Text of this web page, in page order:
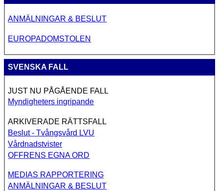
ANMÄLNINGAR & BESLUT
EUROPADOMSTOLEN
SVENSKA FALL
JUST NU PÅGÅENDE FALL
Myndigheters ingripande
ARKIVERADE RÄTTSFALL
Beslut - Tvångsvård LVU
Vårdnadstvister
OFFRENS EGNA ORD
MEDIAS RAPPORTERING
ANMÄLNINGAR & BESLUT